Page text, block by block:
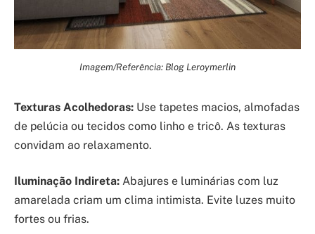
Imagem/Referência: Blog Leroymerlin
Texturas Acolhedoras: Use tapetes macios, almofadas
de pelúcia ou tecidos como linho e tricô. As texturas
convidam ao relaxamento.
Iluminação Indireta: Abajures e luminárias com luz
amarelada criam um clima intimista. Evite luzes muito
fortes ou frias.